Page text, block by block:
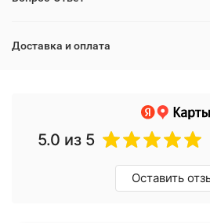
Доставка и оплата